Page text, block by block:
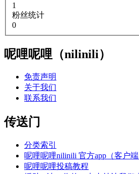
1
粉丝统计
0
呢哩呢哩（nilinili）
免责声明
关于我们
联系我们
传送门
分类索引
呢哩呢哩nilinili 官方app（客户
呢哩呢哩投稿教程